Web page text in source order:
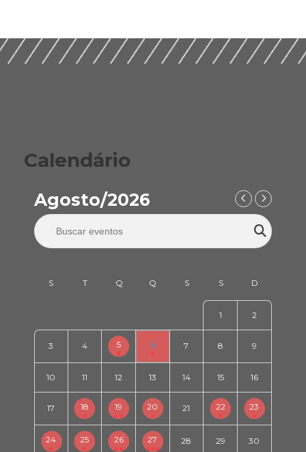
Calendário
Agosto/2026
1 2
3 4 5 6 7 8 9
10 11 12 13 14 15 16
17 18 19 20 21 22 23
24 25 26 27 28 29 30